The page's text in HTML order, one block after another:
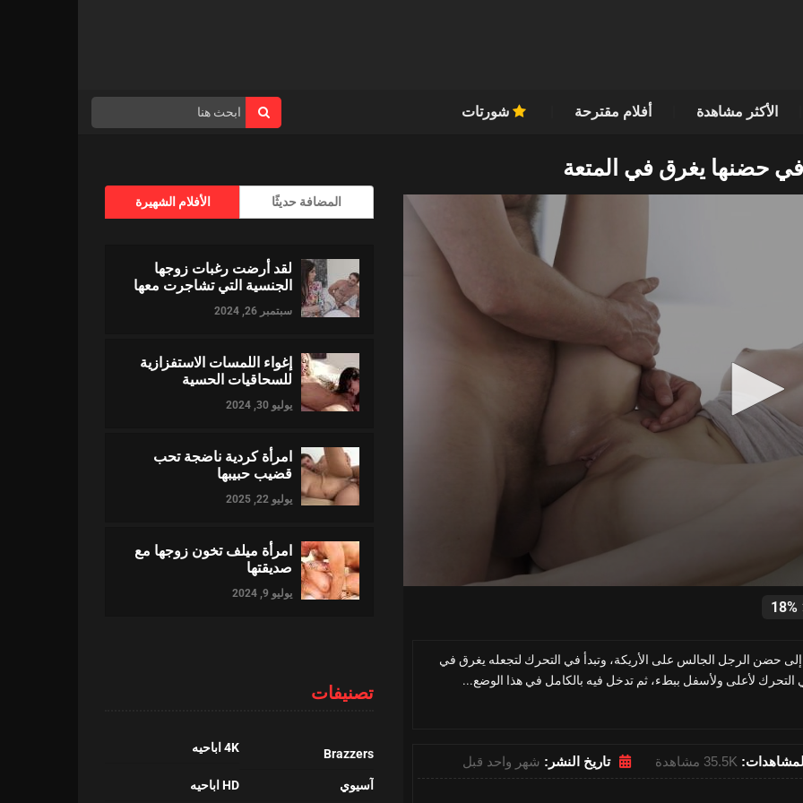
الأكثر مشاهدة أفلام مقترحة شورتات
حضنها يغرق في المتعة
Volume
18%
إلى حضن الرجل الجالس على الأريكة، وتبدأ في التحرك لتجعله يغرق في
لأعلى ولأسفل ببطء، ثم تدخل فيه بالكامل في هذا الوضع...
35.5K مشاهدة تاريخ النشر: شهر واحد قبل
الأفلام الشهيرة المضافة حديثًا
لقد أرضت رغبات زوجها
الجنسية التي تشاجرت معها
سبتمبر 26, 2024
إغواء اللمسات الاستفزازية
للسحاقيات الحسية
يوليو 30, 2024
امرأة كردية ناضجة تحب
قضيب حبيبها
يوليو 22, 2025
امرأة ميلف تخون زوجها مع
صديقتها
يوليو 9, 2024
تصنيفات
4K اباحيه Brazzers
HD اباحيه آسيوي